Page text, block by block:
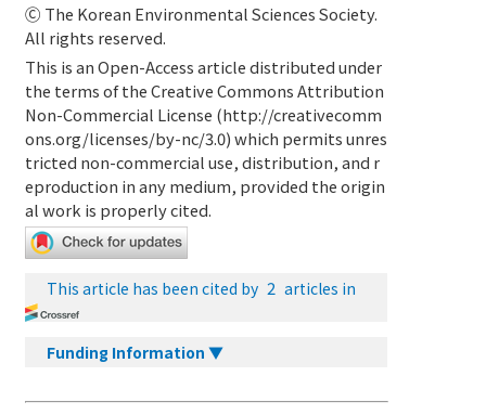
Ⓒ The Korean Environmental Sciences Society.
All rights reserved.
This is an Open-Access article distributed under
the terms of the Creative Commons Attribution
Non-Commercial License (http://creativecomm
ons.org/licenses/by-nc/3.0) which permits unres
tricted non-commercial use, distribution, and r
eproduction in any medium, provided the origin
al work is properly cited.
This article has been cited by 2 articles in
Funding Information ▼